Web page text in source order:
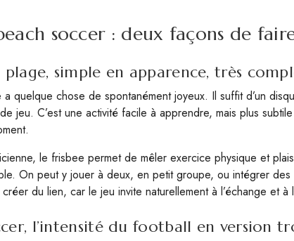
soccer : deux façons de
plage, simple en apparence, très
quelque chose de spontanément joyeux. Il suffit d’un
jeu. C’est une activité facile à apprendre, mais plus
le frisbee permet de mêler exercice physique et
On peut y jouer à deux, en petit groupe, ou intégrer
du lien, car le jeu invite naturellement à l’échange et à
l’intensité du football en version